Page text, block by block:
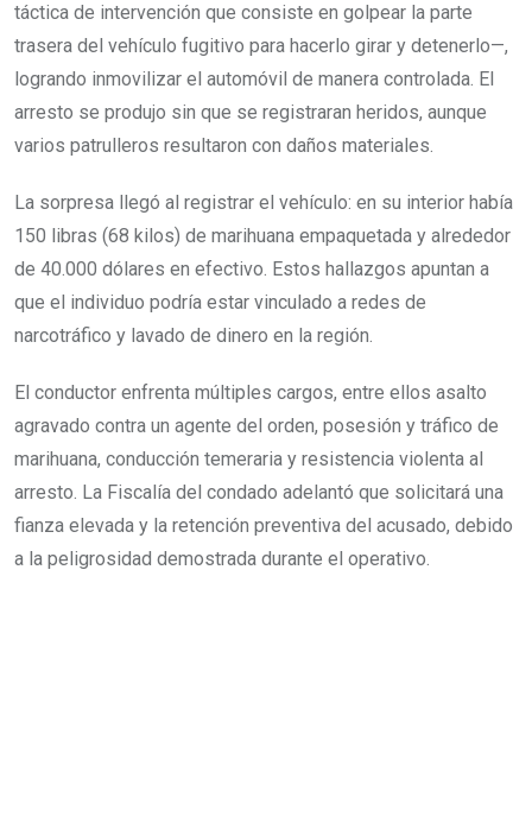
táctica de intervención que consiste en golpear la parte
trasera del vehículo fugitivo para hacerlo girar y detenerlo—,
logrando inmovilizar el automóvil de manera controlada. El
arresto se produjo sin que se registraran heridos, aunque
varios patrulleros resultaron con daños materiales.
La sorpresa llegó al registrar el vehículo: en su interior había
150 libras (68 kilos) de marihuana empaquetada y alrededor
de 40.000 dólares en efectivo. Estos hallazgos apuntan a
que el individuo podría estar vinculado a redes de
narcotráfico y lavado de dinero en la región.
El conductor enfrenta múltiples cargos, entre ellos asalto
agravado contra un agente del orden, posesión y tráfico de
marihuana, conducción temeraria y resistencia violenta al
arresto. La Fiscalía del condado adelantó que solicitará una
fianza elevada y la retención preventiva del acusado, debido
a la peligrosidad demostrada durante el operativo.